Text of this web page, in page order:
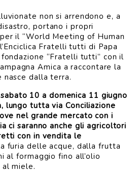
non si arrendono e, a
portano i propri
il “World Meeting of Human
Fratelli tutti di Papa
“Fratelli tutti” con il
Amica a raccontare la
nasce dalla terra.
10 a domenica 11 giugno
lungo tutta via Conciliazione
nel grande mercato con i
ci saranno anche gli agricoltori
con in vendita le
furia delle acque, dalla frutta
al formaggio fino all’olio
miele.